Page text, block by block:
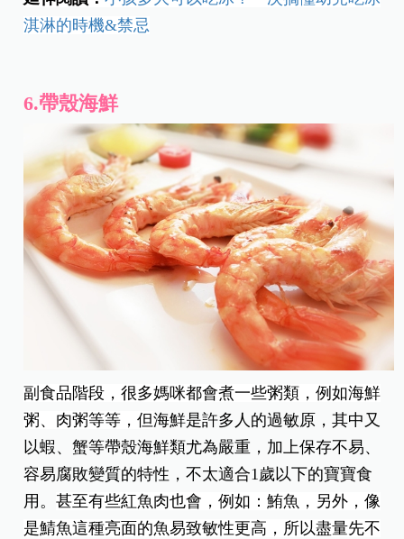
淇淋的時機&禁忌
6.帶殼海鮮
副食品階段，很多媽咪都會煮一些粥類，例如海鮮
粥、肉粥等等，但海鮮是許多人的過敏原，其中又
以蝦、蟹等帶殼海鮮類尤為嚴重，加上保存不易、
容易腐敗變質的特性，不太適合1歲以下的寶寶食
用。甚至有些紅魚肉也會，例如：鮪魚，另外，像
是鯖魚這種亮面的魚易致敏性更高，所以盡量先不